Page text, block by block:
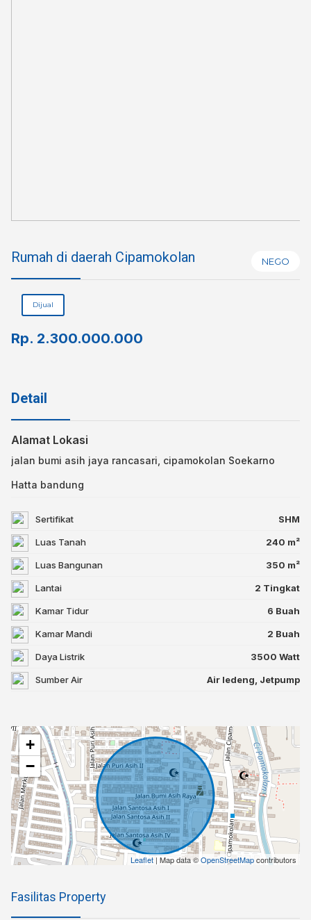
Rumah di daerah Cipamokolan NEGO
Dijual
Rp. 2.300.000.000
Detail
Alamat Lokasi
jalan bumi asih jaya rancasari, cipamokolan Soekarno
Hatta bandung
Sertifikat SHM
Luas Tanah 240 m²
Luas Bangunan 350 m²
Lantai 2 Tingkat
Kamar Tidur 6 Buah
Kamar Mandi 2 Buah
Daya Listrik 3500 Watt
Sumber Air Air ledeng, Jetpump
+
−
Leaflet | Map data ©OpenStreetMapcontributors
Fasilitas Property